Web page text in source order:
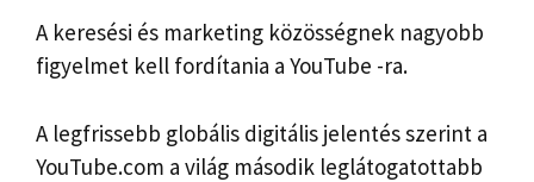
A keresési és marketing közösségnek nagyobb
figyelmet kell fordítania a YouTube -ra.
A legfrissebb globális digitális jelentés szerint a
YouTube.com a világ második leglátogatottabb